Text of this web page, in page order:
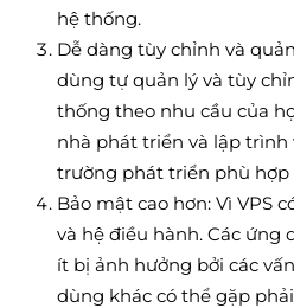
hệ thống.
Dễ dàng tùy chỉnh và
dùng tự quản lý và tùy
thống theo nhu cầu của
nhà phát triển và lập
trường phát triển phù hợp
Bảo mật cao hơn: Vì VPS
và hệ điều hành. Các ứng
ít bị ảnh hưởng bởi các
dùng khác có thể gặp